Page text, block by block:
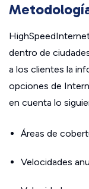
dentro de
a los clientes la
opciones de
en cuenta lo
Áreas de
Velocidades